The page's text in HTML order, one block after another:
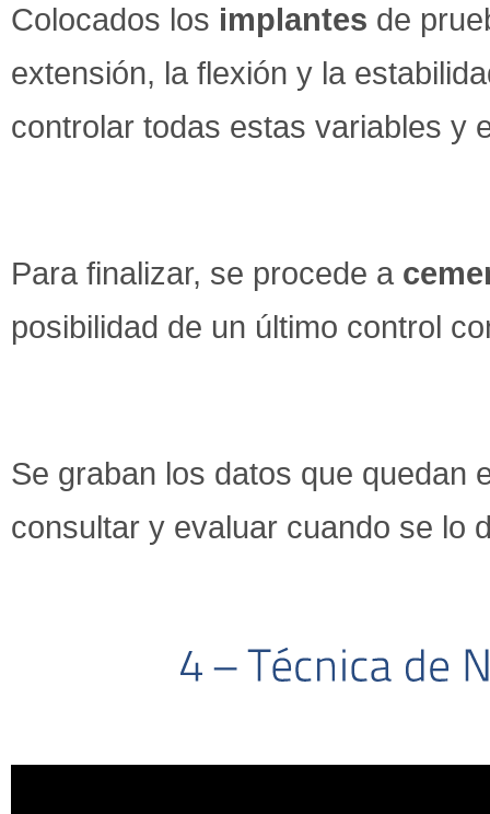
Colocados los implantes de
extensión, la flexión y la
controlar todas estas variables y
Para finalizar, se procede a
posibilidad de un último control
Se graban los datos que quedan
consultar y evaluar cuando se lo